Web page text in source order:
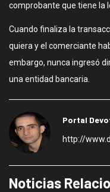
comprobante que tiene la
Cuando finaliza la
quiera y el comerciante
embargo, nunca ingresó
una entidad bancaria.
Portal
http://
Noticias